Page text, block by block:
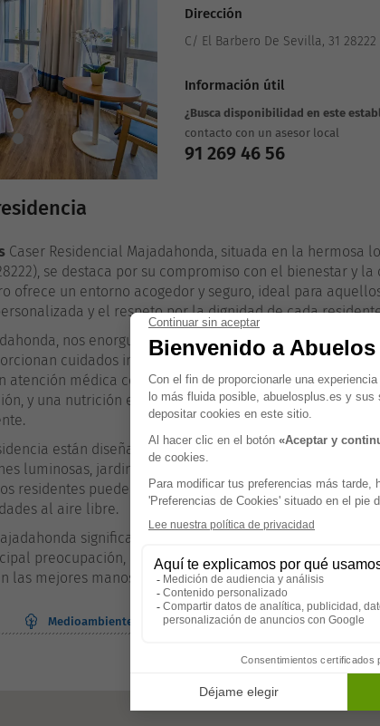
Dirección
C/ El Barbero De Sevilla, 31
Información útil
¿Busca disponibilidad en este
contacto con un asesor local
91 269 46 56
Caser Residencial Majadahonda, situada en la hermosa
se destaca por su compromiso con el bienestar y
ofrece un entorno acogedor y seguro, ideal para
y el respeto por la dignidad de cada
nos enorgullecemos de nuestro equipo de
cuidados integrales basados en un enfoque
atención médica continua, programas de rehabilitación,
y una nutrición equilibrada diseñada para satisfacer las
están diseñadas para ofrecer confort y
luminosas, jardines y áreas de descanso. Además,
residentes pueden disfrutar de su tiempo libre
al aire libre.
significa optar por un espacio donde la calidad
preocupación, proporcionando a las familias la
las mejores manos.
Medioambiente Paramédico